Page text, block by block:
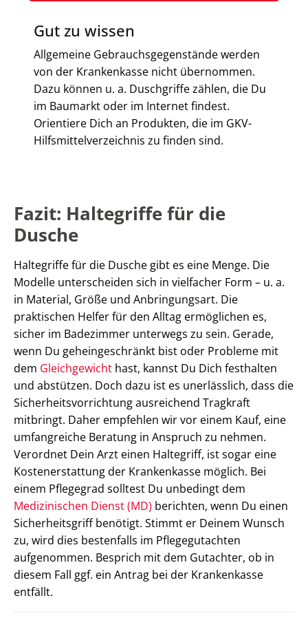
Gut zu wissen
Allgemeine Gebrauchsgegenstände werden
von der Krankenkasse nicht übernommen.
Dazu können u. a. Duschgriffe zählen, die Du
im Baumarkt oder im Internet findest.
Orientiere Dich an Produkten, die im GKV-
Hilfsmittelverzeichnis zu finden sind.
Fazit: Haltegriffe für die
Dusche
Haltegriffe für die Dusche gibt es eine Menge. Die
Modelle unterscheiden sich in vielfacher Form – u. a.
in Material, Größe und Anbringungsart. Die
praktischen Helfer für den Alltag ermöglichen es,
sicher im Badezimmer unterwegs zu sein. Gerade,
wenn Du geheingeschränkt bist oder Probleme mit
dem Gleichgewicht hast, kannst Du Dich festhalten
und abstützen. Doch dazu ist es unerlässlich, dass die
Sicherheitsvorrichtung ausreichend Tragkraft
mitbringt. Daher empfehlen wir vor einem Kauf, eine
umfangreiche Beratung in Anspruch zu nehmen.
Verordnet Dein Arzt einen Haltegriff, ist sogar eine
Kostenerstattung der Krankenkasse möglich. Bei
einem Pflegegrad solltest Du unbedingt dem
Medizinischen Dienst (MD) berichten, wenn Du einen
Sicherheitsgriff benötigt. Stimmt er Deinem Wunsch
zu, wird dies bestenfalls im Pflegegutachten
aufgenommen. Besprich mit dem Gutachter, ob in
diesem Fall ggf. ein Antrag bei der Krankenkasse
entfällt.